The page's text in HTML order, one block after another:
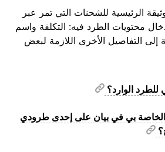
الرئيسية للشحنات التي تمر عبر
محتويات الطرد فيه: التكلفة واسم
إلى التفاصيل الأخرى اللازمة لبعض
للطرد الوارد؟
بي في بيان على إحدى طرودي